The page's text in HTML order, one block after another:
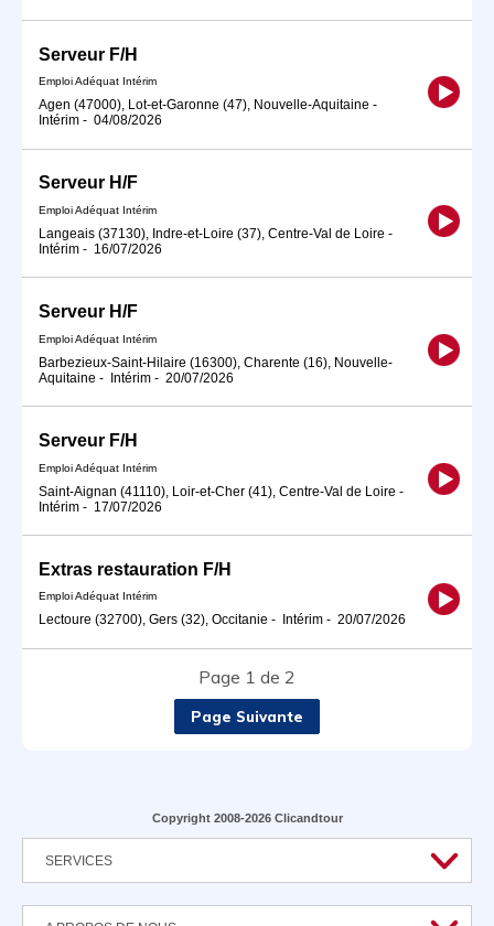
Serveur F/H
Emploi Adéquat Intérim
Agen (47000), Lot-et-Garonne (47), Nouvelle-Aquitaine -
Intérim - 04/08/2026
Serveur H/F
Emploi Adéquat Intérim
Langeais (37130), Indre-et-Loire (37), Centre-Val de Loire -
Intérim - 16/07/2026
Serveur H/F
Emploi Adéquat Intérim
Barbezieux-Saint-Hilaire (16300), Charente (16), Nouvelle-
Aquitaine - Intérim - 20/07/2026
Serveur F/H
Emploi Adéquat Intérim
Saint-Aignan (41110), Loir-et-Cher (41), Centre-Val de Loire -
Intérim - 17/07/2026
Extras restauration F/H
Emploi Adéquat Intérim
Lectoure (32700), Gers (32), Occitanie - Intérim - 20/07/2026
Page 1 de 2
Page Suivante
Copyright 2008-2026 Clicandtour
SERVICES